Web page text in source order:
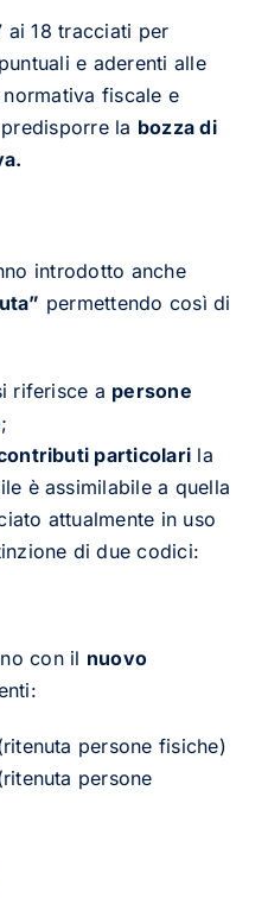
ai 18 tracciati per
e aderenti alle
fiscale e
la bozza di
introdotto anche
permettendo così di
riferisce a persone
;
particolari la
è assimilabile a quella
attualmente in uso
di due codici:
con il nuovo
persone fisiche)
persone